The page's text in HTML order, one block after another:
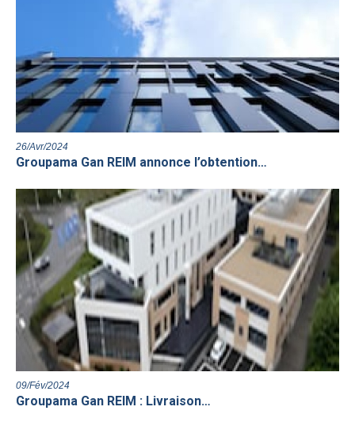
26/Avr/2024
Groupama Gan REIM annonce l’obtention…
09/Fév/2024
Groupama Gan REIM : Livraison…